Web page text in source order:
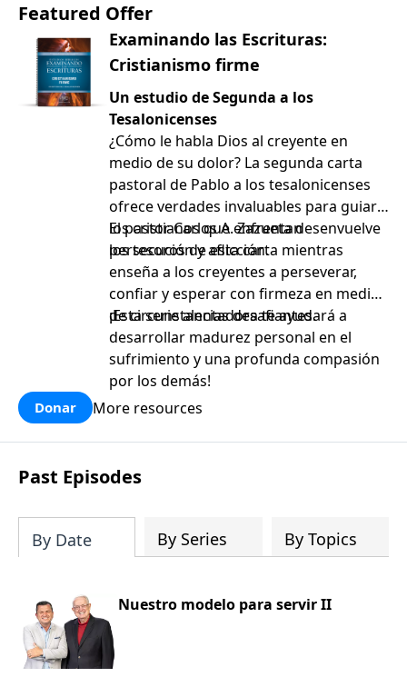
Featured Offer
Examinando las Escrituras:
Cristianismo firme
Un estudio de Segunda a los
Tesalonicenses
¿Cómo le habla Dios al creyente en
medio de su dolor? La segunda carta
pastoral de Pablo a los tesalonicenses
ofrece verdades invaluables para guiar a
los cristianos que enfrentan
persecución y aflicción.
El pastor Carlos A. Zazueta desenvuelve
los tesoros de esta carta mientras
enseña a los creyentes a perseverar,
confiar y esperar con firmeza en medio
de circunstancias desafiantes.
¡Esta serie alentadora te ayudará a
desarrollar madurez personal en el
sufrimiento y una profunda compasión
por los demás!
Donar More resources
Past Episodes
By Date By Series By Topics
Nuestro modelo para servir II